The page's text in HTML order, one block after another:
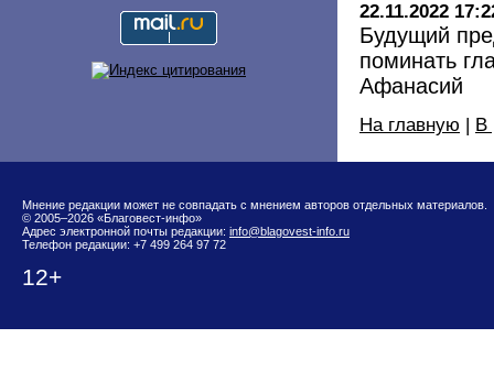
22.11.2022
Будущий
поминать
Афанасий
На главную | В
Мнение редакции может не совпадать с мнением авторов отдельных материалов.
© 2005–2026 «Благовест-инфо»
Адрес электронной почты редакции: info@blagovest-info.ru
Телефон редакции: +7 499 264 97 72
12+